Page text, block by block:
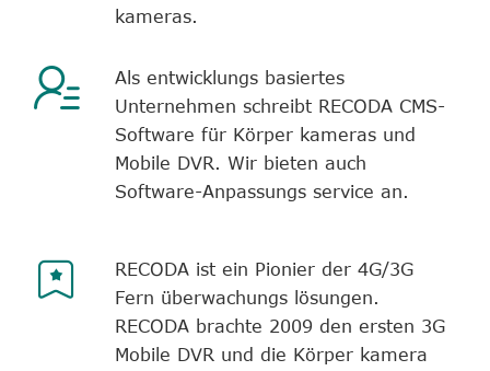
kameras.

Als entwicklungs basiertes
Unternehmen schreibt RECODA CMS-
Software für Körper kameras und
Mobile DVR. Wir bieten auch
Software-Anpassungs service an.

RECODA ist ein Pionier der 4G/3G
Fern überwachungs lösungen.
RECODA brachte 2009 den ersten 3G
Mobile DVR und die Körper kamera